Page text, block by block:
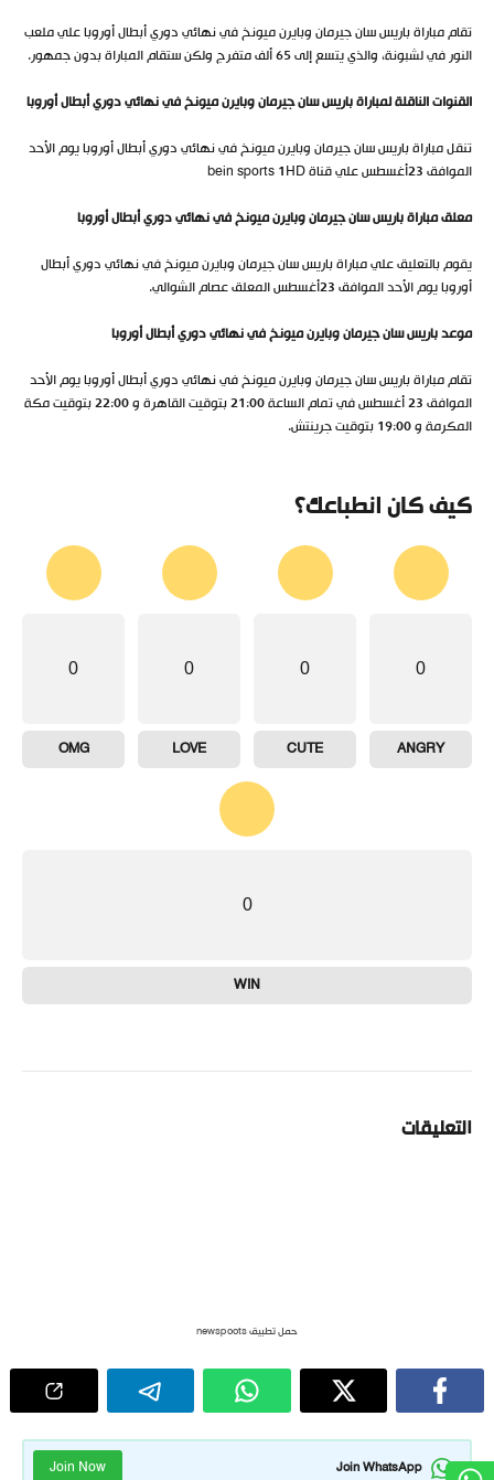
تقام مباراة باريس سان جيرمان وبايرن ميونخ في نهائي دوري أبطال أوروبا علي ملعب
النور في لشبونة، والذي يتسع إلى 65 ألف متفرج ولكن ستقام المباراة بدون جمهور.
القنوات الناقلة لمباراة باريس سان جيرمان وبايرن ميونخ في نهائي دوري أبطال أوروبا
تنقل مباراة باريس سان جيرمان وبايرن ميونخ في نهائي دوري أبطال أوروبا يوم الأحد
الموافق 23أغسطس علي قناة bein sports 1HD
معلق مباراة باريس سان جيرمان وبايرن ميونخ في نهائي دوري أبطال أوروبا
يقوم بالتعليق علي مباراة باريس سان جيرمان وبايرن ميونخ في نهائي دوري أبطال
أوروبا يوم الأحد الموافق 23أغسطس المعلق عصام الشوالي.
موعد باريس سان جيرمان وبايرن ميونخ في نهائي دوري أبطال أوروبا
تقام مباراة باريس سان جيرمان وبايرن ميونخ في نهائي دوري أبطال أوروبا يوم الأحد
الموافق 23 أغسطس في تمام الساعة 21:00 بتوقيت القاهرة و 22:00 بتوقيت مكة
المكرمة و 19:00 بتوقيت جرينتش.
كيف كان انطباعك؟
0
ANGRY
0
CUTE
0
LOVE
0
OMG
0
WIN
التعليقات
حمل تطبيق newspoots
Join WhatsApp
Join Now